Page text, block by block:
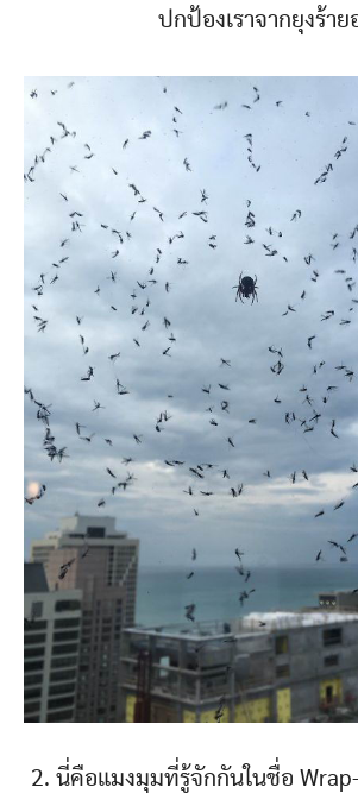
ปกป้องเราจากยุงร้าย
2. นี่คือแมงมุมที่รู้จักกันในชื่อ